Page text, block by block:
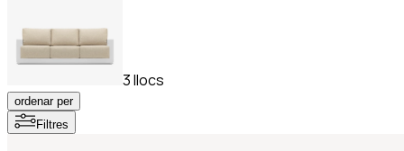
3 llocs
ordenar per
Filtres